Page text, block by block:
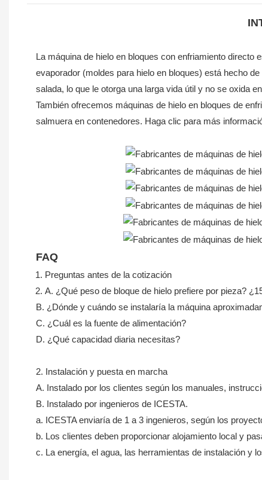
La máquina de hielo en bloques con enfriamiento directo
evaporador (moldes para hielo en bloques) está hecho
salada, lo que le otorga una larga vida útil y no se oxida
También ofrecemos máquinas de hielo en bloques de
salmuera en contenedores. Haga clic para más
FAQ
Preguntas antes de la cotización
A. ¿Qué peso de bloque de hielo prefiere por pieza?
B. ¿Dónde y cuándo se instalaría la máquina
C. ¿Cuál es la fuente de alimentación?
D. ¿Qué capacidad diaria necesitas?
2. Instalación y puesta en marcha
A. Instalado por los clientes según los manuales,
B. Instalado por ingenieros de ICESTA.
a. ICESTA enviaría de 1 a 3 ingenieros, según los
b. Los clientes deben proporcionar alojamiento local y
c. La energía, el agua, las herramientas de instalación y